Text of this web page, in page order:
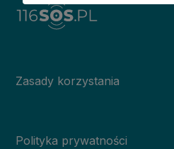
Zasady korzystania
Polityka prywatności